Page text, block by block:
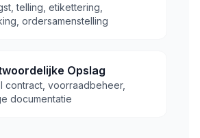
telling, etikettering,
ordersamenstelling
Opslag
contract, voorraadbeheer,
documentatie